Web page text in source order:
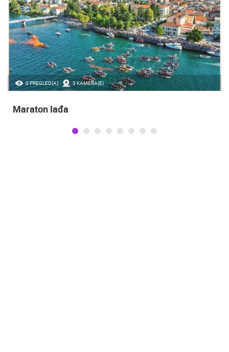
0 PREGLED(A) 3 KAMERA(E)
Maraton lađa